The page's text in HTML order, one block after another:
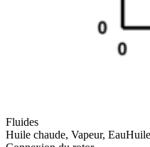
Fluides
Huile chaude, Vapeur, Eau